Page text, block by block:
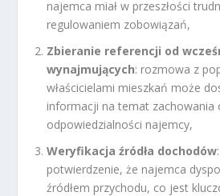
najemca miał w przeszłości
regulowaniem zobowiązań,
Zbieranie referencji od
wynajmujących: rozmowa z
właścicielami mieszkań może
informacji na temat zachowania
odpowiedzialności najemcy,
Weryfikacja źródła dochodów
potwierdzenie, że najemca
źródłem przychodu, co jest